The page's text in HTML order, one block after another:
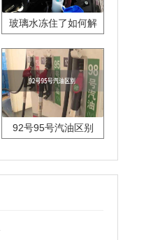
玻璃水冻住了如何解
92号95号汽油区别